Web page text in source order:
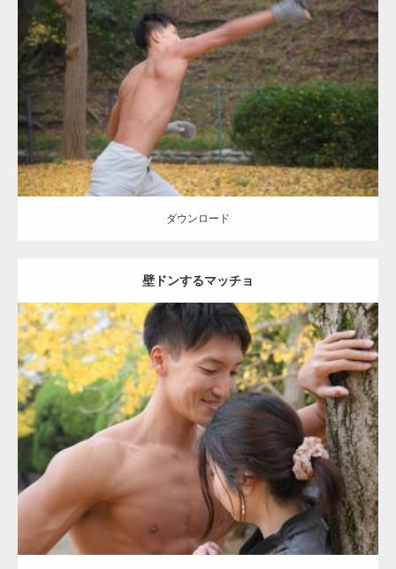
Update:2021.07.8
Category: 公園のマッチョ その他 AKIHITO(細マッチョ) 背中
ダウンロード
ダウンロード
壁ドンするマッチョ
Update: 2021.07.8
Category:公園のマッチョ その他 AKIHITO(細マッチョ) 大胸筋 肩 腹
筋
ダウンロード
【YouTube】マッチョフリー素材メンバーが
ギネス世界記録…